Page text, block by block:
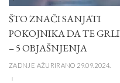
ŠTO ZNAČI SANJATI
POKOJNIKA DA TE
– 5 OBJAŠNJENJA
ZADNJE AŽURIRANO 29.09.2024.